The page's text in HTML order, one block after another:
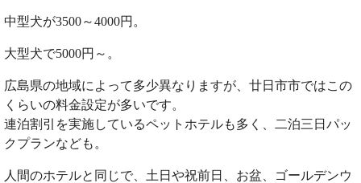
中型犬が3500～4000円。
大型犬で5000円～。
広島県の地域によって多少異なりますが、廿日市市ではこの
くらいの料金設定が多いです。
連泊割引を実施しているペットホテルも多く、二泊三日パッ
クプランなども。
人間のホテルと同じで、土日や祝前日、お盆、ゴールデンウ